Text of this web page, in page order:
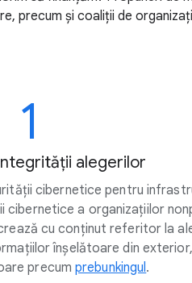
precum și coaliții de
1
alegerilor
cibernetice pentru
cibernetice a organizațiilor
cu conținut referitor la
înșelătoare din
precumprebunkingul .